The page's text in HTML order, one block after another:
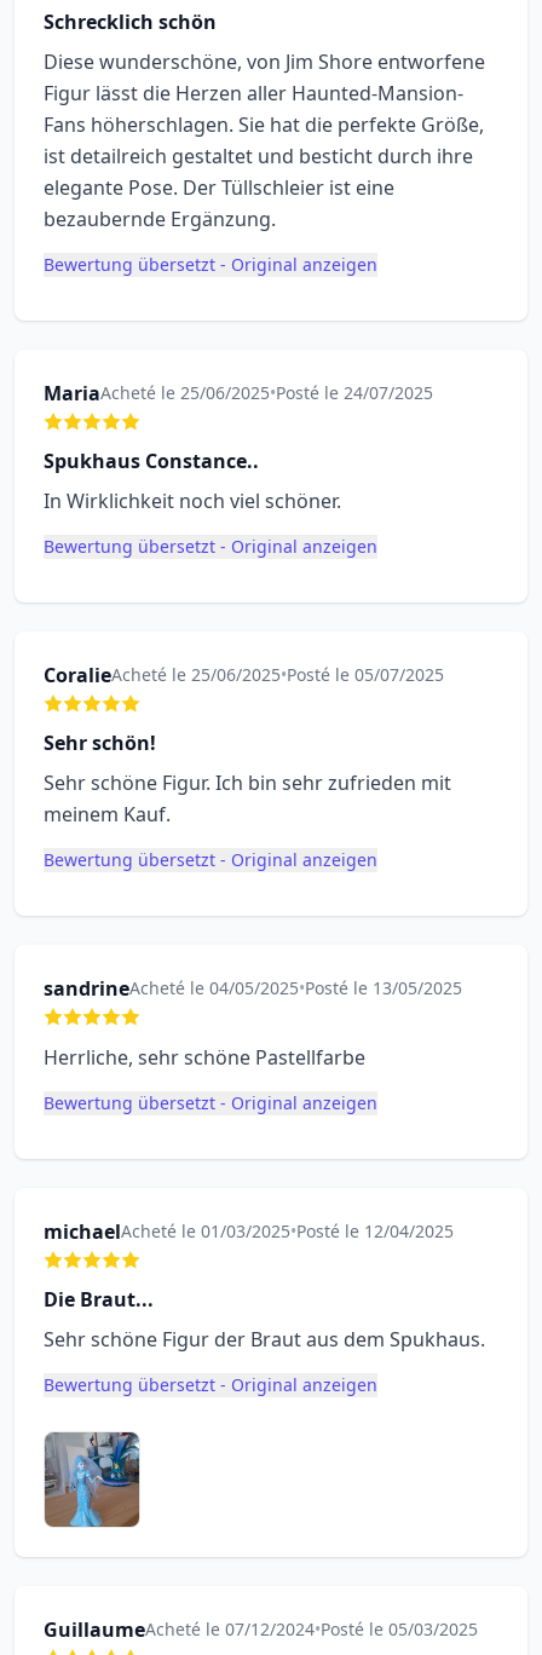
Schrecklich schön
Diese wunderschöne, von Jim Shore entworfene
Figur lässt die Herzen aller Haunted-Mansion-
Fans höherschlagen. Sie hat die perfekte Größe,
ist detailreich gestaltet und besticht durch ihre
elegante Pose. Der Tüllschleier ist eine
bezaubernde Ergänzung.
Bewertung übersetzt - Original anzeigen
MariaAcheté le 25/06/2025•Posté le 24/07/2025
Spukhaus Constance..
In Wirklichkeit noch viel schöner.
Bewertung übersetzt - Original anzeigen
CoralieAcheté le 25/06/2025•Posté le 05/07/2025
Sehr schön!
Sehr schöne Figur. Ich bin sehr zufrieden mit
meinem Kauf.
Bewertung übersetzt - Original anzeigen
sandrineAcheté le 04/05/2025•Posté le 13/05/2025
Herrliche, sehr schöne Pastellfarbe
Bewertung übersetzt - Original anzeigen
michaelAcheté le 01/03/2025•Posté le 12/04/2025
Die Braut...
Sehr schöne Figur der Braut aus dem Spukhaus.
Bewertung übersetzt - Original anzeigen
GuillaumeAcheté le 07/12/2024•Posté le 05/03/2025